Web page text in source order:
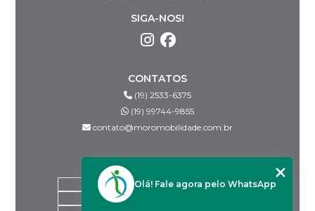
SIGA-NOS!
CONTATOS
(19) 2533-6375
(19) 99744-9855
contato@moromobilidade.com.br
HOME
Olá! Fale agora pelo WhatsApp